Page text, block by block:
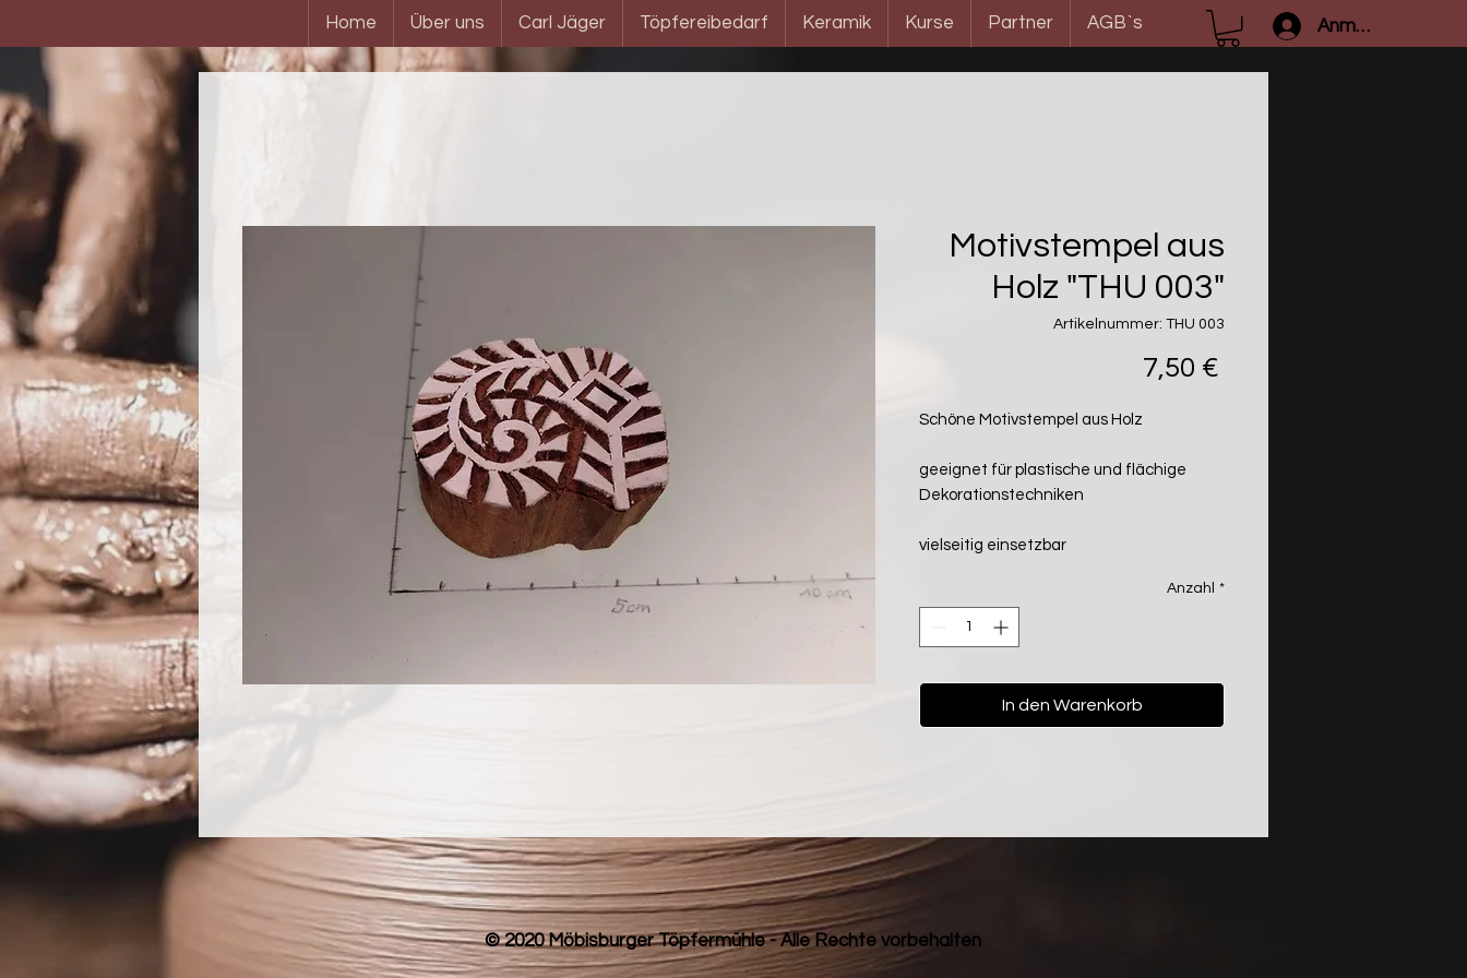
Anmelden
Home Über uns Carl Jäger Töpfereibedarf Keramik Kurse Partner AGB`s
Motivstempel aus
Holz "THU 003"
Artikelnummer: THU 003
7,50 €
Schöne Motivstempel aus Holz
geeignet für plastische und flächige
Dekorationstechniken
vielseitig einsetzbar
Anzahl *
In den Warenkorb
© 2020 Möbisburger Töpfermühle - Alle Rechte vorbehalten